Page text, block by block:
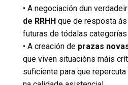
• A negociación dun
de RRHH que de resposta
futuras de tódalas
• A creación de prazas
que viven situacións máis
suficiente para que